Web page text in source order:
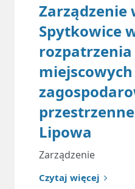
Spytkowice
Lipowa
Zarządzenie
Czytaj więcej